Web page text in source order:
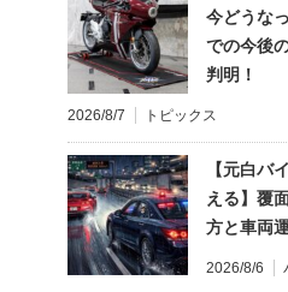
今どうな
での今後
判明！
2026/8/7 トピックス
【元白バ
える】覆
方と車両
2026/8/6